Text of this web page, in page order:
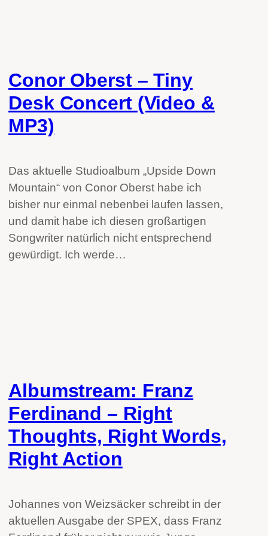
Conor Oberst – Tiny
Desk Concert (Video &
MP3)
Das aktuelle Studioalbum „Upside Down
Mountain“ von Conor Oberst habe ich
bisher nur einmal nebenbei laufen lassen,
und damit habe ich diesen großartigen
Songwriter natürlich nicht entsprechend
gewürdigt. Ich werde…
Albumstream: Franz
Ferdinand – Right
Thoughts, Right Words,
Right Action
Johannes von Weizsäcker schreibt in der
aktuellen Ausgabe der SPEX, dass Franz